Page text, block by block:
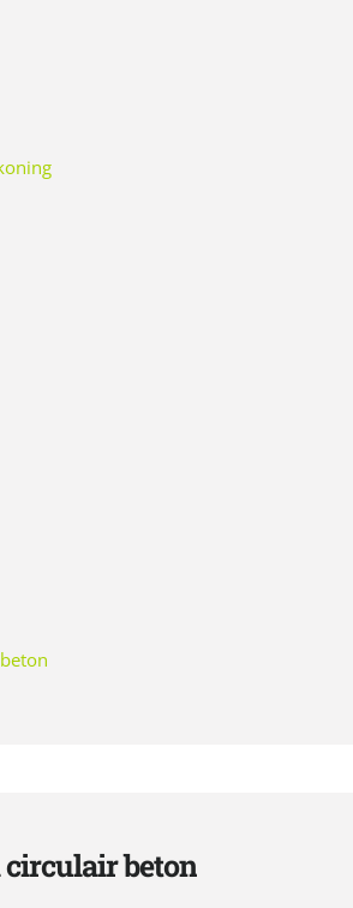
circulair beton